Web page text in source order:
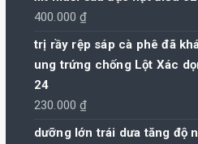
400.000₫
trị rầy rệp sáp cà phê đã
ung trứng chống Lột Xác
24
230.000₫
dưỡng lớn trái dưa tăng độ